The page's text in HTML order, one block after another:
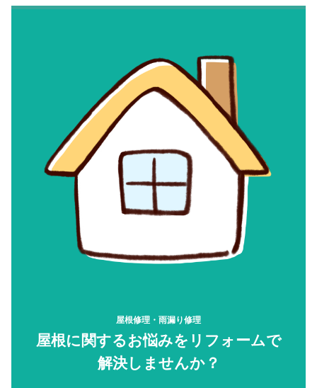
屋根修理・雨漏り修理
屋根に関するお悩みをリフォームで
解決しませんか？